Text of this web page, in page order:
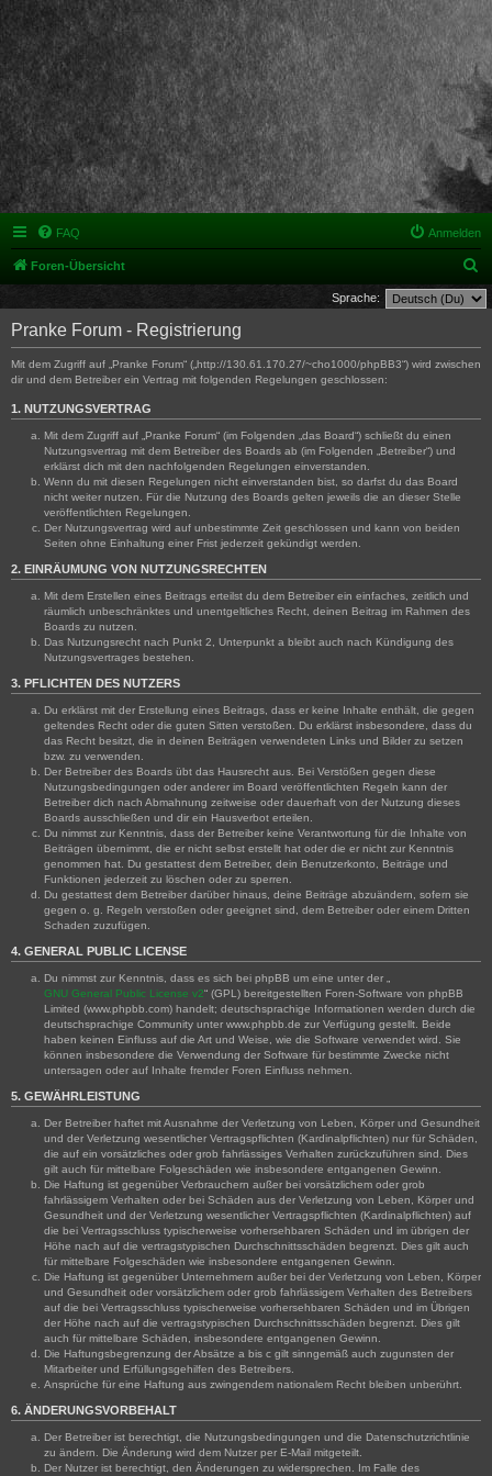
FAQ Anmelden
Foren-Übersicht
u
Sprache:
Pranke Forum - Registrierung
Mit dem Zugriff auf „Pranke Forum“ („http://130.61.170.27/~cho1000/phpBB3“) wird zwischen
dir und dem Betreiber ein Vertrag mit folgenden Regelungen geschlossen:
1. NUTZUNGSVERTRAG
Mit dem Zugriff auf „Pranke Forum“ (im Folgenden „das Board“) schließt du einen
Nutzungsvertrag mit dem Betreiber des Boards ab (im Folgenden „Betreiber“) und
erklärst dich mit den nachfolgenden Regelungen einverstanden.
Wenn du mit diesen Regelungen nicht einverstanden bist, so darfst du das Board
nicht weiter nutzen. Für die Nutzung des Boards gelten jeweils die an dieser Stelle
veröffentlichten Regelungen.
Der Nutzungsvertrag wird auf unbestimmte Zeit geschlossen und kann von beiden
Seiten ohne Einhaltung einer Frist jederzeit gekündigt werden.
2. EINRÄUMUNG VON NUTZUNGSRECHTEN
Mit dem Erstellen eines Beitrags erteilst du dem Betreiber ein einfaches, zeitlich und
räumlich unbeschränktes und unentgeltliches Recht, deinen Beitrag im Rahmen des
Boards zu nutzen.
Das Nutzungsrecht nach Punkt 2, Unterpunkt a bleibt auch nach Kündigung des
Nutzungsvertrages bestehen.
3. PFLICHTEN DES NUTZERS
Du erklärst mit der Erstellung eines Beitrags, dass er keine Inhalte enthält, die gegen
geltendes Recht oder die guten Sitten verstoßen. Du erklärst insbesondere, dass du
das Recht besitzt, die in deinen Beiträgen verwendeten Links und Bilder zu setzen
bzw. zu verwenden.
Der Betreiber des Boards übt das Hausrecht aus. Bei Verstößen gegen diese
Nutzungsbedingungen oder anderer im Board veröffentlichten Regeln kann der
Betreiber dich nach Abmahnung zeitweise oder dauerhaft von der Nutzung dieses
Boards ausschließen und dir ein Hausverbot erteilen.
Du nimmst zur Kenntnis, dass der Betreiber keine Verantwortung für die Inhalte von
Beiträgen übernimmt, die er nicht selbst erstellt hat oder die er nicht zur Kenntnis
genommen hat. Du gestattest dem Betreiber, dein Benutzerkonto, Beiträge und
Funktionen jederzeit zu löschen oder zu sperren.
Du gestattest dem Betreiber darüber hinaus, deine Beiträge abzuändern, sofern sie
gegen o. g. Regeln verstoßen oder geeignet sind, dem Betreiber oder einem Dritten
Schaden zuzufügen.
4. GENERAL PUBLIC LICENSE
Du nimmst zur Kenntnis, dass es sich bei phpBB um eine unter der „
GNU General Public License v2“ (GPL) bereitgestellten Foren-Software von phpBB
Limited (www.phpbb.com) handelt; deutschsprachige Informationen werden durch die
deutschsprachige Community unter www.phpbb.de zur Verfügung gestellt. Beide
haben keinen Einfluss auf die Art und Weise, wie die Software verwendet wird. Sie
können insbesondere die Verwendung der Software für bestimmte Zwecke nicht
untersagen oder auf Inhalte fremder Foren Einfluss nehmen.
5. GEWÄHRLEISTUNG
Der Betreiber haftet mit Ausnahme der Verletzung von Leben, Körper und Gesundheit
und der Verletzung wesentlicher Vertragspflichten (Kardinalpflichten) nur für Schäden,
die auf ein vorsätzliches oder grob fahrlässiges Verhalten zurückzuführen sind. Dies
gilt auch für mittelbare Folgeschäden wie insbesondere entgangenen Gewinn.
Die Haftung ist gegenüber Verbrauchern außer bei vorsätzlichem oder grob
fahrlässigem Verhalten oder bei Schäden aus der Verletzung von Leben, Körper und
Gesundheit und der Verletzung wesentlicher Vertragspflichten (Kardinalpflichten) auf
die bei Vertragsschluss typischerweise vorhersehbaren Schäden und im übrigen der
Höhe nach auf die vertragstypischen Durchschnittsschäden begrenzt. Dies gilt auch
für mittelbare Folgeschäden wie insbesondere entgangenen Gewinn.
Die Haftung ist gegenüber Unternehmern außer bei der Verletzung von Leben, Körper
und Gesundheit oder vorsätzlichem oder grob fahrlässigem Verhalten des Betreibers
auf die bei Vertragsschluss typischerweise vorhersehbaren Schäden und im Übrigen
der Höhe nach auf die vertragstypischen Durchschnittsschäden begrenzt. Dies gilt
auch für mittelbare Schäden, insbesondere entgangenen Gewinn.
Die Haftungsbegrenzung der Absätze a bis c gilt sinngemäß auch zugunsten der
Mitarbeiter und Erfüllungsgehilfen des Betreibers.
Ansprüche für eine Haftung aus zwingendem nationalem Recht bleiben unberührt.
6. ÄNDERUNGSVORBEHALT
Der Betreiber ist berechtigt, die Nutzungsbedingungen und die Datenschutzrichtlinie
zu ändern. Die Änderung wird dem Nutzer per E-Mail mitgeteilt.
Der Nutzer ist berechtigt, den Änderungen zu widersprechen. Im Falle des